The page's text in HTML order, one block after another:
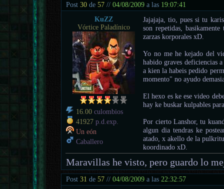
Post30 de57 //04/08/2009 a las 19:07:41
KuZZ
Vórtice Paladínico
16.00 culombios
41927 p.d.exp.
Un eón
Caballero
Jajajaja, tio, pues si tu
son repetidas,
zarzas korporales xD.
Yo no me he kejado del
habido graves deficiencias
a kien la habeis pedido
momento" no ayudo
El hexo es ke ese video
hay ke buskar kulpables
Por cierto Lanshor, tu
algun dia tendras ke
atado, x akello de la
koordinado xD.
Maravillas he visto, pero guardo lo
Post31 de57 //04/08/2009 a las 22:32:57